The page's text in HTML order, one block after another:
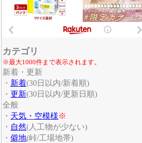
カテゴリ
※最大1000件まで表示されます。
新着・更新
・ 新着(30日以内/新着順)
・ 更新(30日以内/更新日順)
全般
・ 天気・空模様※
・ 自然(人工物が少ない)
・ 僻地(峠/工場地帯)